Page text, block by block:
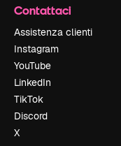
Contattaci
Assistenza clienti
Instagram
YouTube
LinkedIn
TikTok
Discord
X